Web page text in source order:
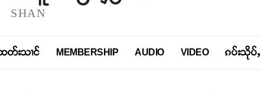
SHAN
ထတ်းသၢင် MEMBERSHIP AUDIO VIDEO ၵပ်းသိုပ်ႇ